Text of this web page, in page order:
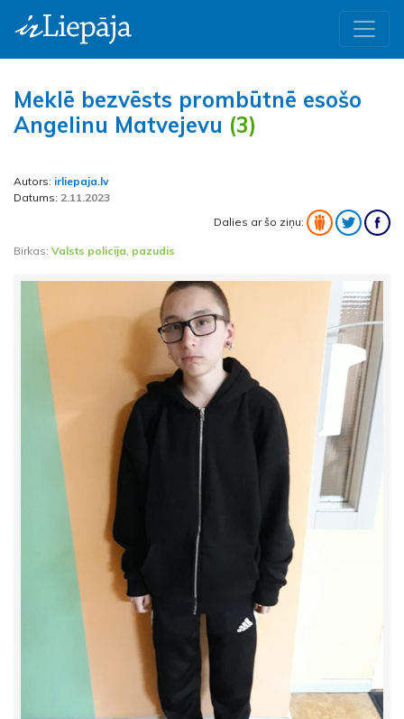
Meklē bezvēsts prombūtnē esošo
Angelinu Matvejevu (3)
Autors: irliepaja.lv
Datums: 2.11.2023
Dalies ar šo ziņu:
Birkas: Valsts policija pazudis